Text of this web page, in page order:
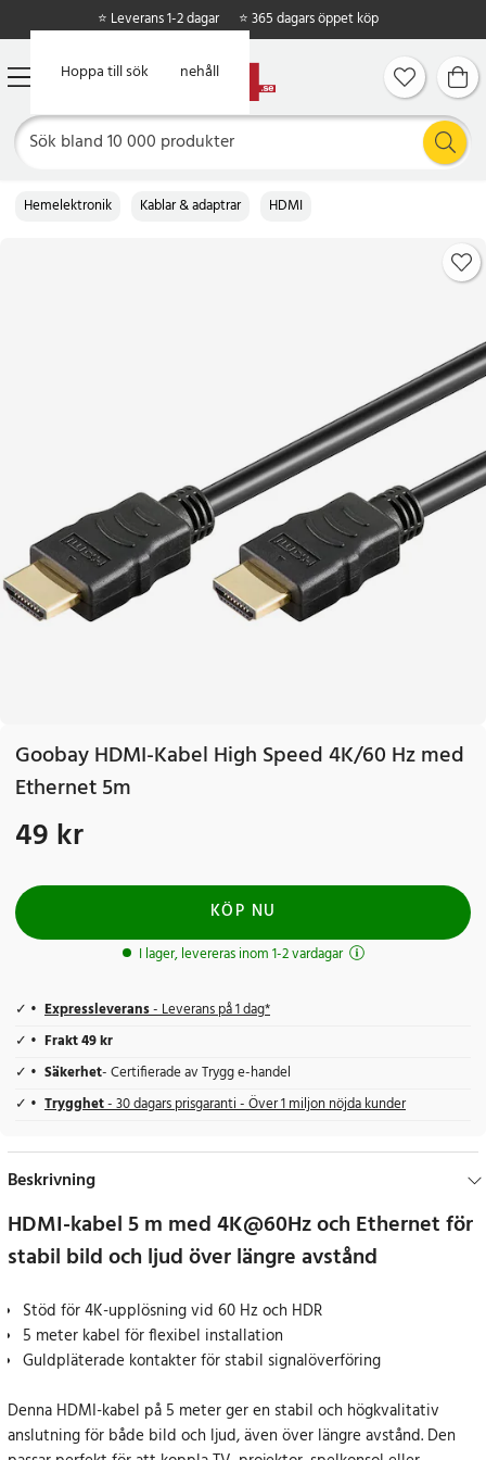
Hoppa till huvudinnehåll
Hoppa till sök
⭐ Leverans 1-2 dagar ⭐ 365 dagars öppet köp
Hemelektronik Kablar & adaptrar HDMI
Goobay HDMI-Kabel High Speed 4K/60 Hz med
Ethernet 5m
Pris: 49 kr
49 kr
KÖP NU
I lager, levereras inom 1-2 vardagar
Expressleverans- Leverans på 1 dag*
Frakt 49 kr
Säkerhet- Certifierade av Trygg e-handel
Trygghet- 30 dagars prisgaranti - Över 1 miljon nöjda kunder
Beskrivning
HDMI-kabel 5 m med 4K@60Hz och Ethernet för
stabil bild och ljud över längre avstånd
Stöd för 4K-upplösning vid 60 Hz och HDR
5 meter kabel för flexibel installation
Guldpläterade kontakter för stabil signalöverföring
Denna HDMI-kabel på 5 meter ger en stabil och högkvalitativ
anslutning för både bild och ljud, även över längre avstånd. Den